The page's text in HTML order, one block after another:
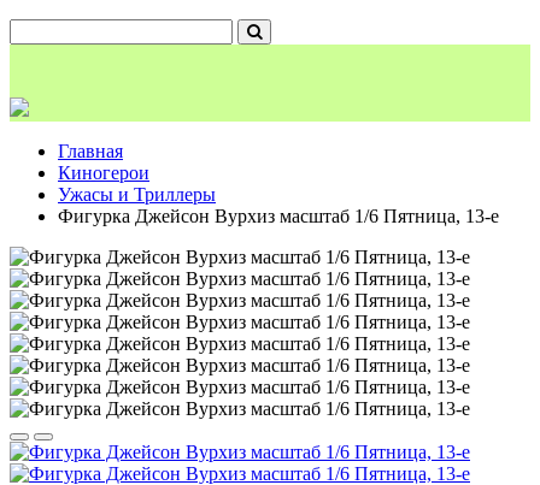
Главная
Киногерои
Ужасы и Триллеры
Фигурка Джейсон Вурхиз масштаб 1/6 Пятница, 13-е